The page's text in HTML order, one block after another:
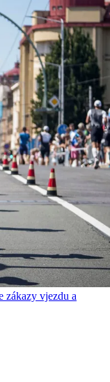
zákazy vjezdu a